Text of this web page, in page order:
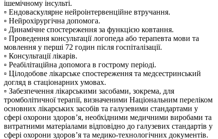
ішемічному інсульті.
▫️ Ендоваскулярне нейроінтервенційне втручання.
▫️ Нейрохірургічна допомога.
▫️ Динамічне спостереження за функцією ковтання.
▫️ Проведення консультації логопеда або терапевта мови та
мовлення у перші 72 годин після госпіталізації.
▫️ Консультації лікарів.
▫️ Реабілітаційна допомога в гострому періоді.
▫️ Цілодобове лікарське спостереження та медсестринський
догляд в стаціонарних умовах.
▫️ Забезпечення лікарськими засобами, зокрема, для
тромболітичної терапії, визначеними Національним переліком
основних лікарських засобів та галузевими стандартами у
сфері охорони здоров’я, необхідними медичними виробами та
витратними матеріалами відповідно до галузевих стандартів у
сфері охорони здоров’я та медико-технологічних документів.